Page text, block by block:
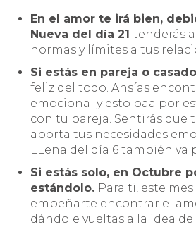
En el amor te irá bien,
Nueva del día 21tenderás
normas y límites a tus
Si estás en pareja o
feliz del todo. Ansías
emocional y esto paa por
con tu pareja. Sentirás que
aporta tus necesidades
LLena del día 6 también va
Si estás solo, en Octubre
estándolo. Para ti, este mes
empeñarte encontrar el
dándole vueltas a la idea